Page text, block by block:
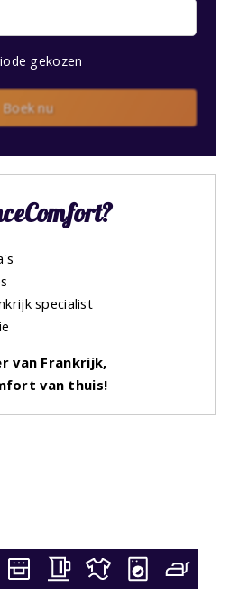
gekozen
Boek nu
specialist
van Frankrijk,
van thuis!